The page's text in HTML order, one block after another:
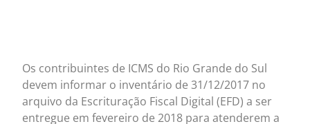
Os contribuintes de ICMS do Rio Grande do Sul
devem informar o inventário de 31/12/2017 no
arquivo da Escrituração Fiscal Digital (EFD) a ser
entregue em fevereiro de 2018 para atenderem a